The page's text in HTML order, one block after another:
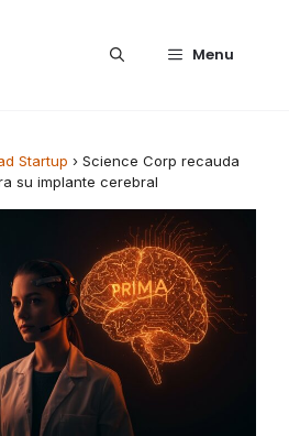
Menu
Startup › Science Corp recauda
su implante cerebral